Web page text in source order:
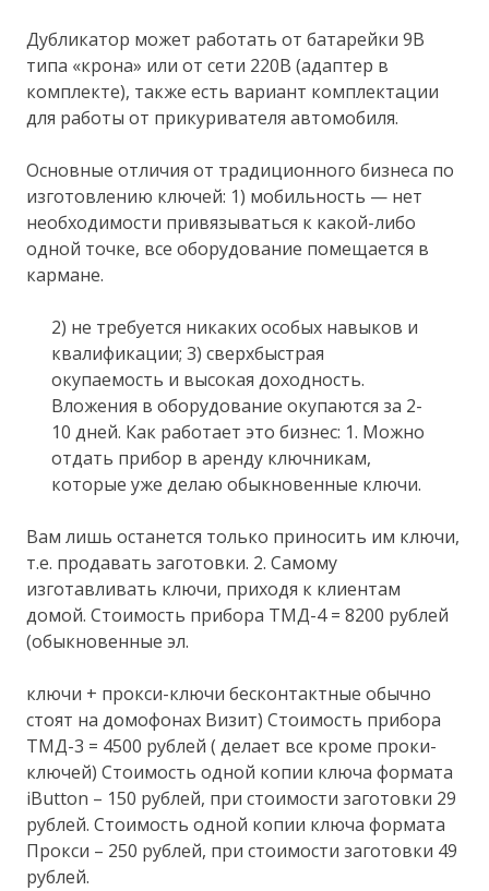
Дубликатор может работать от батарейки 9В
типа «крона» или от сети 220В (адаптер в
комплекте), также есть вариант комплектации
для работы от прикуривателя автомобиля.
Основные отличия от традиционного бизнеса по
изготовлению ключей: 1) мобильность — нет
необходимости привязываться к какой-либо
одной точке, все оборудование помещается в
кармане.
2) не требуется никаких особых навыков и
квалификации; 3) сверхбыстрая
окупаемость и высокая доходность.
Вложения в оборудование окупаются за 2-
10 дней. Как работает это бизнес: 1. Можно
отдать прибор в аренду ключникам,
которые уже делаю обыкновенные ключи.
Вам лишь останется только приносить им ключи,
т.е. продавать заготовки. 2. Самому
изготавливать ключи, приходя к клиентам
домой. Стоимость прибора ТМД-4 = 8200 рублей
(обыкновенные эл.
ключи + прокси-ключи бесконтактные обычно
стоят на домофонах Визит) Стоимость прибора
ТМД-3 = 4500 рублей ( делает все кроме проки-
ключей) Стоимость одной копии ключа формата
iButton – 150 рублей, при стоимости заготовки 29
рублей. Стоимость одной копии ключа формата
Прокси – 250 рублей, при стоимости заготовки 49
рублей.